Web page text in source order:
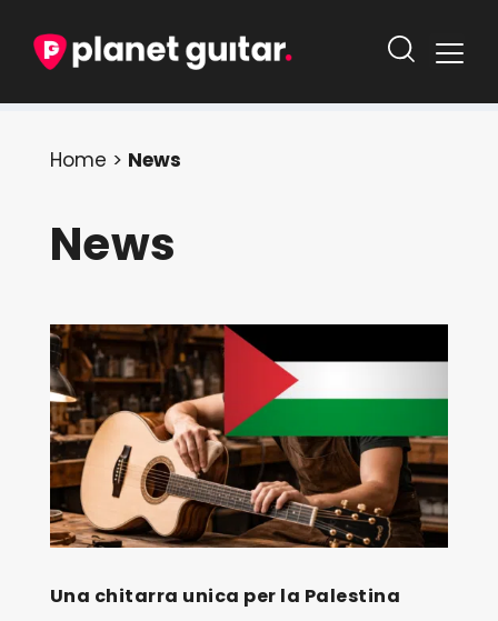
Home > News
News
Una chitarra unica per la Palestina